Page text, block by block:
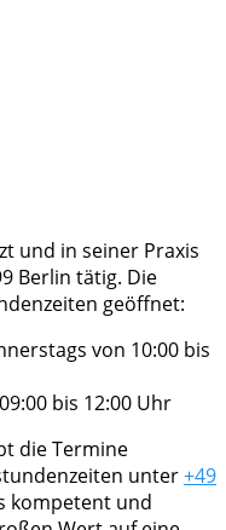
und in seiner Praxis
Berlin tätig. Die
geöffnet:
von 10:00 bis
bis 12:00 Uhr
die Termine
unter+49
kompetent und